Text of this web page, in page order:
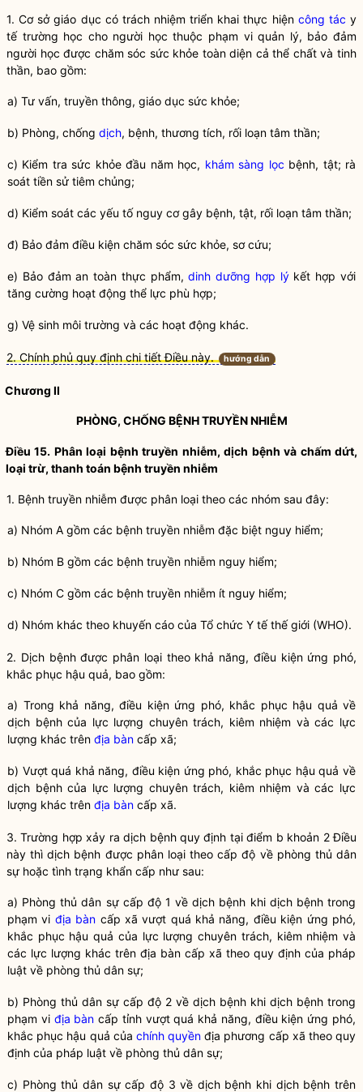
1. Cơ sở giáo dục có trách nhiệm triển khai thực hiện công tác y
tế trường học cho người học thuộc phạm vi quản lý, bảo đảm
người học được chăm sóc sức khỏe toàn diện cả thể chất và tinh
thần, bao gồm:
a) Tư vấn, truyền thông, giáo dục sức khỏe;
b) Phòng, chống dịch, bệnh, thương tích, rối loạn tâm thần;
c) Kiểm tra sức khỏe đầu năm học, khám sàng lọc bệnh, tật; rà
soát tiền sử tiêm chủng;
d) Kiểm soát các yếu tố nguy cơ gây bệnh, tật, rối loạn tâm thần;
đ) Bảo đảm điều kiện chăm sóc sức khỏe, sơ cứu;
e) Bảo đảm an toàn thực phẩm,dinh dưỡng hợp lýkết hợp với
tăng cường hoạt động thể lực phù hợp;
g) Vệ sinh môi trường và các hoạt động khác.
2. Chính phủ quy định chi tiết Điều này. hướng dẫn
Chương II
PHÒNG, CHỐNG BỆNH TRUYỀN NHIỄM
Điều 15. Phân loại bệnh truyền nhiễm,dịch bệnh và chấm dứt,
loại trừ, thanh toán bệnh truyền nhiễm
1. Bệnh truyền nhiễm được phân loại theo các nhóm sau đây:
a) Nhóm A gồm các bệnh truyền nhiễm đặc biệt nguy hiểm;
b) Nhóm B gồm các bệnh truyền nhiễm nguy hiểm;
c) Nhóm C gồm các bệnh truyền nhiễm ít nguy hiểm;
d) Nhóm khác theo khuyến cáo của Tổ chức Y tế thế giới (WHO).
2. Dịch bệnhđược phân loại theo khả năng, điều kiện ứng phó,
khắc phục hậu quả, bao gồm:
a) Trong khả năng, điều kiện ứng phó, khắc phục hậu quả về
dịch bệnhcủa lực lượng chuyên trách, kiêm nhiệm và các lực
lượng khác trên địa bàn cấp xã;
b) Vượt quá khả năng, điều kiện ứng phó, khắc phục hậu quả về
dịch bệnhcủa lực lượng chuyên trách, kiêm nhiệm và các lực
lượng khác trên địa bàn cấp xã.
3. Trường hợp xảy radịch bệnhquy định tại điểm b khoản 2 Điều
này thìdịch bệnh được phân loại theo cấp độ về phòng thủ dân
sự hoặc tình trạng khẩn cấp như sau:
a) Phòng thủ dân sự cấp độ 1 vềdịch bệnh khi dịch bệnhtrong
phạm vi địa bàn cấp xã vượt quá khả năng, điều kiện ứng phó,
khắc phục hậu quả của lực lượng chuyên trách, kiêm nhiệm và
các lực lượng khác trên địa bàn cấp xã theo quy định của pháp
luật về phòng thủ dân sự;
b) Phòng thủ dân sự cấp độ 2 về dịch bệnh khi dịch bệnh trong
phạm vi địa bàn cấp tỉnh vượt quá khả năng, điều kiện ứng phó,
khắc phục hậu quả của chính quyền địa phương cấp xã theo quy
định của pháp luật về phòng thủ dân sự;
c) Phòng thủ dân sự cấp độ 3 về dịch bệnh khi dịch bệnh trên